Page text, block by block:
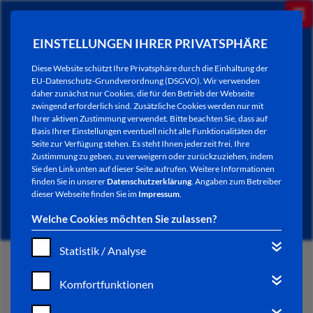
EINSTELLUNGEN IHRER PRIVATSPHÄRE
Diese Website schützt Ihre Privatsphäre durch die Einhaltung der
EU-Datenschutz-Grundverordnung (DSGVO). Wir verwenden
daher zunächst nur Cookies, die für den Betrieb der Webseite
zwingend erforderlich sind. Zusätzliche Cookies werden nur mit
Ihrer aktiven Zustimmung verwendet. Bitte beachten Sie, dass auf
Basis Ihrer Einstellungen eventuell nicht alle Funktionalitäten der
Seite zur Verfügung stehen. Es steht Ihnen jederzeit frei, Ihre
Zustimmung zu geben, zu verweigern oder zurückzuziehen, indem
Sie den Link unten auf dieser Seite aufrufen. Weitere Informationen
finden Sie in unsererDatenschutzerklärung. Angaben zum Betreiber
dieser Webseite finden Sie im Impressum.
Welche Cookies möchten Sie zulassen?
Statistik / Analyse
Komfortfunktionen
NEWSLETTER / CITY LETTER
START